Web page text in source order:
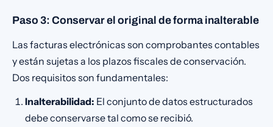
Paso 3: Conservar el original de forma inalterable
Las facturas electrónicas son comprobantes contables
y están sujetas a los plazos fiscales de conservación.
Dos requisitos son fundamentales:
Inalterabilidad: El conjunto de datos estructurados
debe conservarse tal como se recibió.